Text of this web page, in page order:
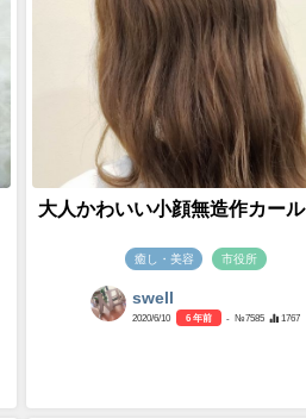
大人かわいい小顔無造作カール
癒し・美容 市役所
swell
2020/6/10 6 年前 - №7585 1767